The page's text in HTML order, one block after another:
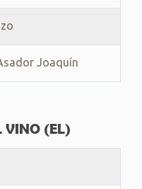
Joaquín
VINO (EL)